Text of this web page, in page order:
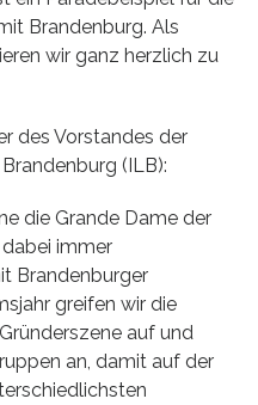
Brandenburg. Als
wir ganz herzlich zu
des Vorstandes der
(ILB):
die Grande Dame der
immer
Brandenburger
greifen wir die
auf und
an, damit auf der